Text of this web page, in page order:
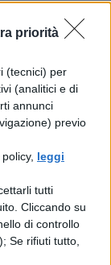
priorità
(tecnici) per
(analitici e di
annunci
previo
leggi
tutti
Cliccando su
di controllo
Se rifiuti tutto,
danni
Il fegato
al
attivo:
tra le
di
epatiche